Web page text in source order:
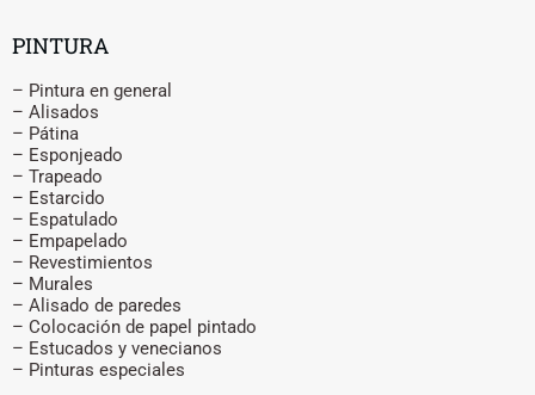
PINTURA
– Pintura en general
– Alisados
– Pátina
– Esponjeado
– Trapeado
– Estarcido
– Espatulado
– Empapelado
– Revestimientos
– Murales
– Alisado de paredes
– Colocación de papel pintado
– Estucados y venecianos
– Pinturas especiales